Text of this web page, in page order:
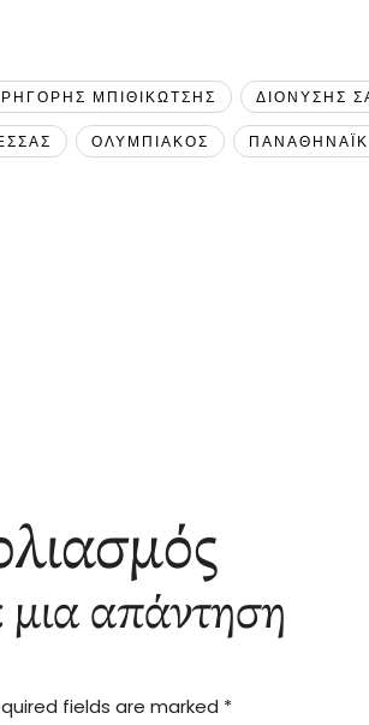
ΜΠΙΘΙΚΩΤΣΗΣ ΔΙΟΝΥΣΗΣ
ΟΛΥΜΠΙΑΚΟΣ
απάντηση
fields are marked *